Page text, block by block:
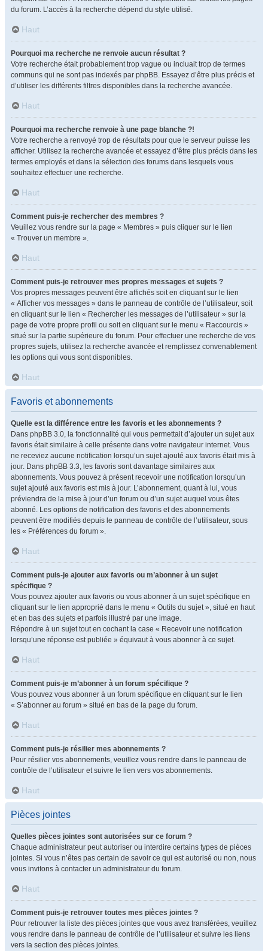
du forum. L’accès à la recherche dépend du style utilisé.
Haut
Pourquoi ma recherche ne renvoie aucun résultat ?
Votre recherche était probablement trop vague ou incluait trop de termes
communs qui ne sont pas indexés par phpBB. Essayez d’être plus précis et
d’utiliser les différents filtres disponibles dans la recherche avancée.
Haut
Pourquoi ma recherche renvoie à une page blanche ?!
Votre recherche a renvoyé trop de résultats pour que le serveur puisse les
afficher. Utilisez la recherche avancée et essayez d’être plus précis dans les
termes employés et dans la sélection des forums dans lesquels vous
souhaitez effectuer une recherche.
Haut
Comment puis-je rechercher des membres ?
Veuillez vous rendre sur la page « Membres » puis cliquer sur le lien
« Trouver un membre ».
Haut
Comment puis-je retrouver mes propres messages et sujets ?
Vos propres messages peuvent être affichés soit en cliquant sur le lien
« Afficher vos messages » dans le panneau de contrôle de l’utilisateur, soit
en cliquant sur le lien « Rechercher les messages de l’utilisateur » sur la
page de votre propre profil ou soit en cliquant sur le menu « Raccourcis »
situé sur la partie supérieure du forum. Pour effectuer une recherche de vos
propres sujets, utilisez la recherche avancée et remplissez convenablement
les options qui vous sont disponibles.
Haut
Favoris et abonnements
Quelle est la différence entre les favoris et les abonnements ?
Dans phpBB 3.0, la fonctionnalité qui vous permettait d’ajouter un sujet aux
favoris était similaire à celle présente dans votre navigateur internet. Vous
ne receviez aucune notification lorsqu’un sujet ajouté aux favoris était mis à
jour. Dans phpBB 3.3, les favoris sont davantage similaires aux
abonnements. Vous pouvez à présent recevoir une notification lorsqu’un
sujet ajouté aux favoris est mis à jour. L’abonnement, quant à lui, vous
préviendra de la mise à jour d’un forum ou d’un sujet auquel vous êtes
abonné. Les options de notification des favoris et des abonnements
peuvent être modifiés depuis le panneau de contrôle de l’utilisateur, sous
les « Préférences du forum ».
Haut
Comment puis-je ajouter aux favoris ou m’abonner à un sujet
spécifique ?
Vous pouvez ajouter aux favoris ou vous abonner à un sujet spécifique en
cliquant sur le lien approprié dans le menu « Outils du sujet », situé en haut
et en bas des sujets et parfois illustré par une image.
Répondre à un sujet tout en cochant la case « Recevoir une notification
lorsqu’une réponse est publiée » équivaut à vous abonner à ce sujet.
Haut
Comment puis-je m’abonner à un forum spécifique ?
Vous pouvez vous abonner à un forum spécifique en cliquant sur le lien
« S’abonner au forum » situé en bas de la page du forum.
Haut
Comment puis-je résilier mes abonnements ?
Pour résilier vos abonnements, veuillez vous rendre dans le panneau de
contrôle de l’utilisateur et suivre le lien vers vos abonnements.
Haut
Pièces jointes
Quelles pièces jointes sont autorisées sur ce forum ?
Chaque administrateur peut autoriser ou interdire certains types de pièces
jointes. Si vous n’êtes pas certain de savoir ce qui est autorisé ou non, nous
vous invitons à contacter un administrateur du forum.
Haut
Comment puis-je retrouver toutes mes pièces jointes ?
Pour retrouver la liste des pièces jointes que vous avez transférées, veuillez
vous rendre dans le panneau de contrôle de l’utilisateur et suivre les liens
vers la section des pièces jointes.